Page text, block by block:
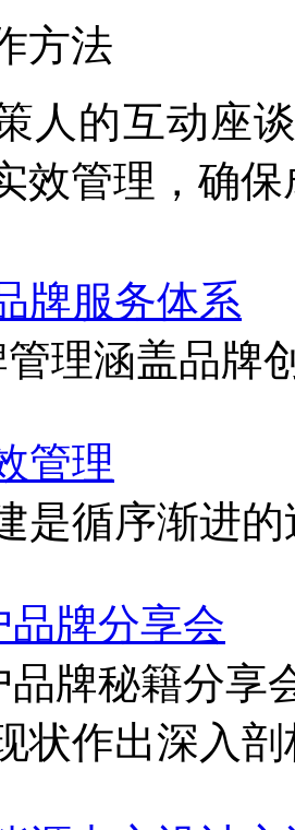
方法
人的互动座
效管理，确保
牌服务体系
理涵盖品牌
管理
是循序渐进
牌分享会
品牌秘籍分享
状作出深入